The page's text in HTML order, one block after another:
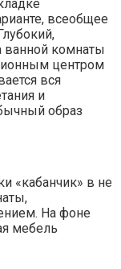
всеобщее
ванной комнаты
центром
вся
и
образ
«кабанчик» в не
На фоне
мебель